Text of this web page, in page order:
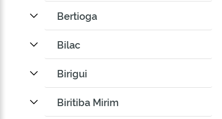
Bertioga
Bilac
Birigui
Biritiba Mirim